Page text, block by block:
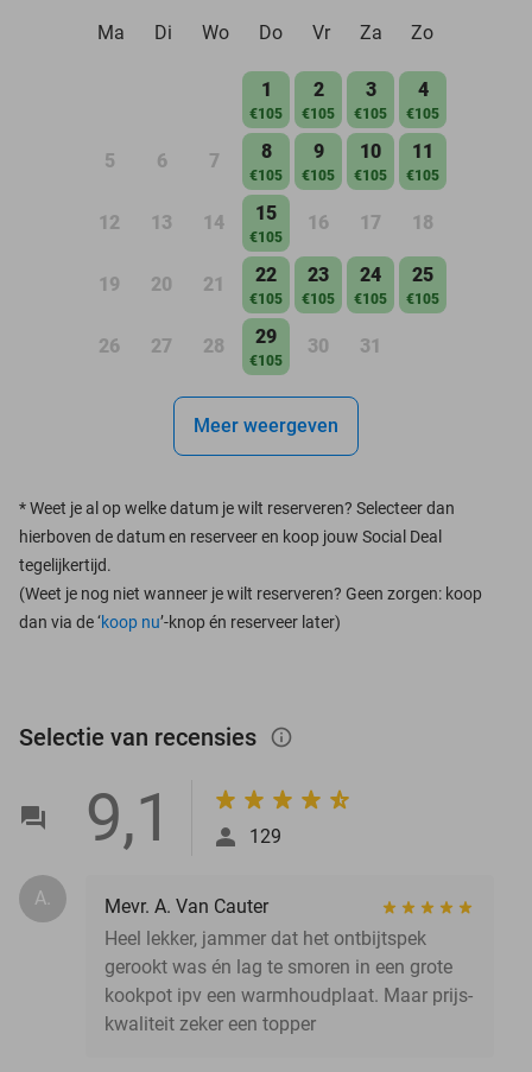
Ma
Di Wo Do Vr Za Zo
1
€105
2
€105
3
€105
4
€105
5 6 7 8
€105
9
€105
10
€105
11
€105
12 13 14 15
€105
16 17 18
19 20 21 22
€105
23
€105
24
€105
25
€105
26 27 28 29
€105
30 31
Meer weergeven
*Weet je al op welke datum je wilt reserveren? Selecteer dan
hierboven de datum en reserveer en koop jouw Social Deal
tegelijkertijd.
(Weet je nog niet wanneer je wilt reserveren? Geen zorgen: koop
dan via de ‘koop nu’-knop én reserveer later)
Selectie van recensies info_outlined
9,1 129
A.
Mevr. A. Van Cauter
Heel lekker, jammer dat het ontbijtspek
gerookt was én lag te smoren in een grote
kookpot ipv een warmhoudplaat. Maar prijs-
kwaliteit zeker een topper